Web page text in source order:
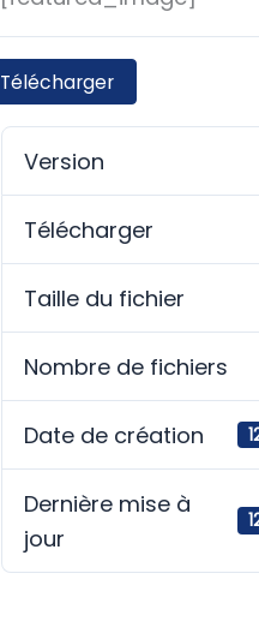
Télécharger
Version
Télécharger
Taille du fichier
Nombre de fichiers
Date de création
Dernière mise à
jour